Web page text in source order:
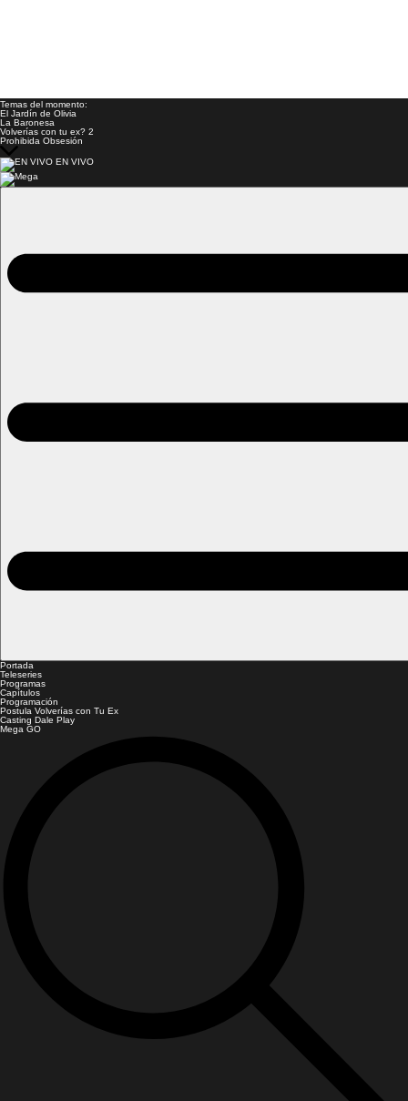
Temas del momento:
El Jardín de Olivia
La Baronesa
Volverías con tu ex? 2
Prohibida Obsesión
EN VIVO
Portada
Teleseries
Programas
Capítulos
Programación
Postula Volverías con Tu Ex
Casting Dale Play
Mega GO